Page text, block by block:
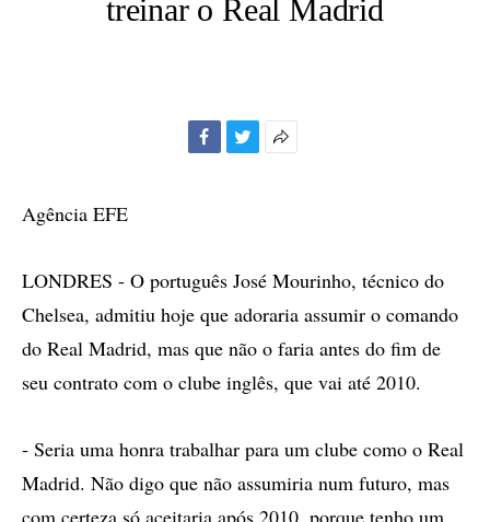
treinar o Real Madrid
Agência EFE
LONDRES - O português José Mourinho, técnico do
Chelsea, admitiu hoje que adoraria assumir o comando
do Real Madrid, mas que não o faria antes do fim de
seu contrato com o clube inglês, que vai até 2010.
- Seria uma honra trabalhar para um clube como o Real
Madrid. Não digo que não assumiria num futuro, mas
com certeza só aceitaria após 2010, porque tenho um